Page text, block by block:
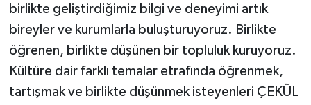
birlikte geliştirdiğimiz bilgi ve deneyimi artık
bireyler ve kurumlarla buluşturuyoruz. Birlikte
öğrenen, birlikte düşünen bir topluluk kuruyoruz.
Kültüre dair farklı temalar etrafında öğrenmek,
tartışmak ve birlikte düşünmek isteyenleri ÇEKÜL